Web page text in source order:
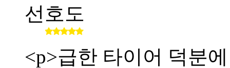
선호도
<p>급한 타이어 덕분